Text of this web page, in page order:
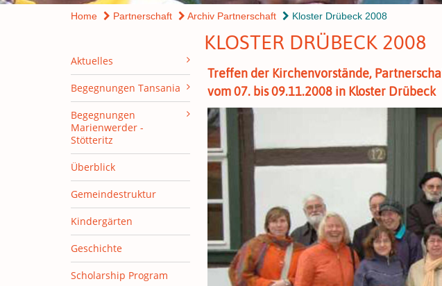
Home Partnerschaft Archiv Partnerschaft Kloster Drübeck 2008
Aktuelles
Begegnungen Tansania
Begegnungen
Marienwerder -
Stötteritz
Überblick
Gemeindestruktur
Kindergärten
Geschichte
Scholarship Program
KLOSTER DRÜBECK 2008
Treffen der Kirchenvorstände,
vom 07. bis 09.11.2008 in Kloster Drübeck